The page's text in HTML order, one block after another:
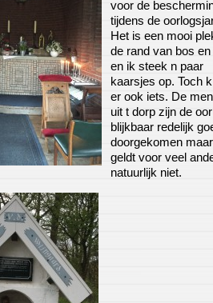
voor de
tijdens de
Het is een mooi
de rand van bos en
en ik steek n paar
kaarsjes op. Toch
er ook iets. De
uit t dorp zijn de
blijkbaar redelijk
doorgekomen
geldt voor veel
natuurlijk niet.